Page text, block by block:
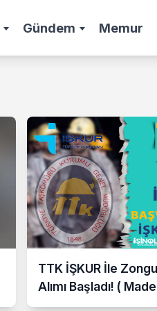
Gündem Memur
TTK İŞKUR İle
Alımı Başladı! (